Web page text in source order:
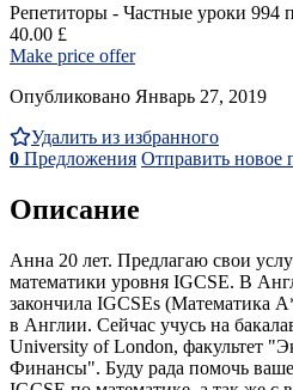
Репетиторы - Частные уроки 994
40.00 £
Make price offer
Опубликовано Январь 27, 2019
Удалить из избранного
0 Предложения Отправить новое
Описание
Анна 20 лет. Предлагаю свои
математики уровня IGCSE. В
закончила IGCSEs (Математика
в Англии. Сейчас учусь на
University of London, факультет
Финансы". Буду рада помочь